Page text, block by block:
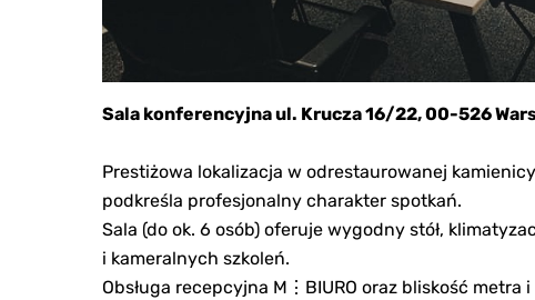
Sala konferencyjna ul. Krucza 16/22, 00-526
Prestiżowa lokalizacja w odrestaurowanej
podkreśla profesjonalny charakter spotkań.
Sala (do ok. 6 osób) oferuje wygodny stół,
i kameralnych szkoleń.
Obsługa recepcyjna M⋮BIURO oraz bliskość